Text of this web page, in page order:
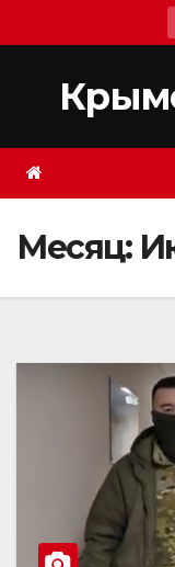
к
содержимому
Месяц: